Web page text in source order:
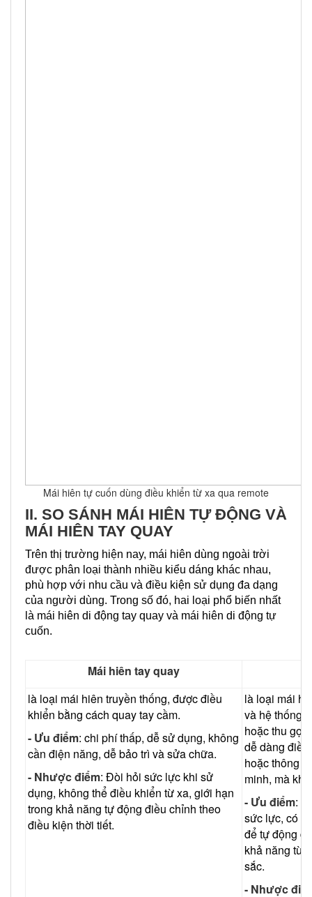
Mái hiên tự cuốn dùng điều khiển từ xa qua remote
II. SO SÁNH MÁI HIÊN TỰ ĐỘNG VÀ
MÁI HIÊN TAY QUAY
Trên thị trường hiện nay, mái hiên dùng ngoài trời
được phân loại thành nhiều kiểu dáng khác nhau,
phù hợp với nhu cầu và điều kiện sử dụng đa dạng
của người dùng. Trong số đó, hai loại phổ biến nhất
là mái hiên di động tay quay và mái hiên di động tự
cuốn.
Mái hiên tay quay
là loại mái hiên truyền thống, được điều
khiển bằng cách quay tay cầm.
- Ưu điểm: chi phí thấp, dễ sử dụng, không
cần điện năng, dễ bảo trì và sửa chữa.
- Nhược điểm: Đòi hỏi sức lực khi sử
dụng, không thể điều khiển từ xa, giới hạn
trong khả năng tự động điều chỉnh theo
điều kiện thời tiết.
là loại mái
và hệ thống
hoặc thu
dễ dàng
hoặc thông
minh, mà
- Ưu điểm:
sức lực, có
để tự động
khả năng
sắc.
- Nhược